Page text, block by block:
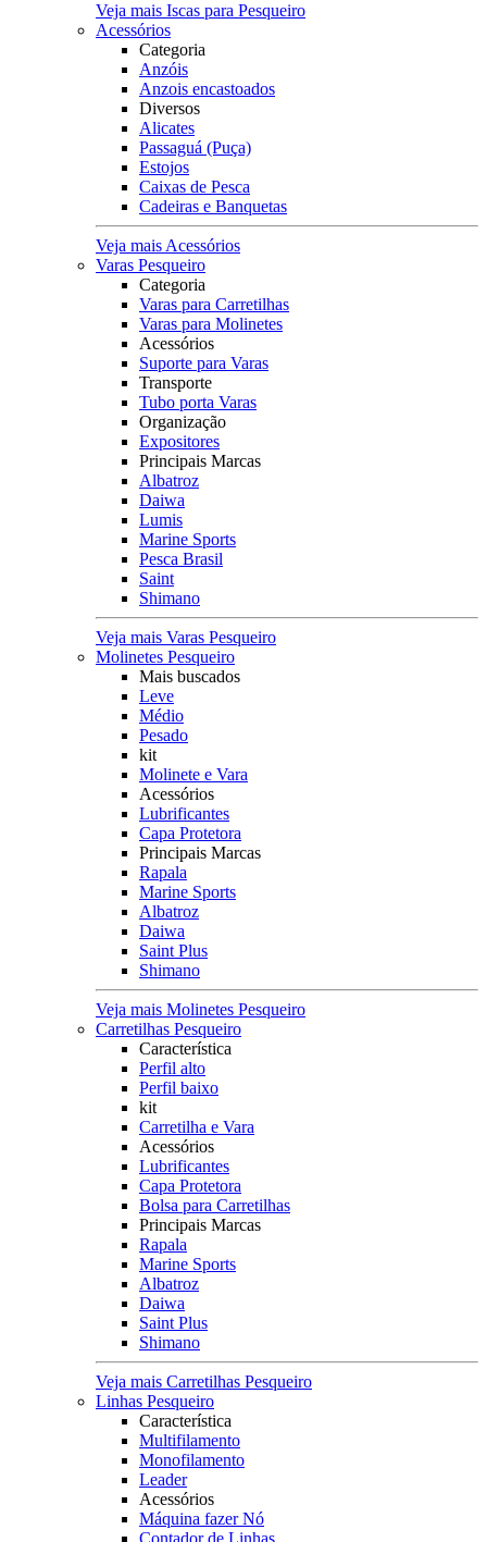
Veja mais Iscas para Pesqueiro
Acessórios
Categoria
Anzóis
Anzois encastoados
Diversos
Alicates
Passaguá (Puça)
Estojos
Caixas de Pesca
Cadeiras e Banquetas
Veja mais Acessórios
Varas Pesqueiro
Categoria
Varas para Carretilhas
Varas para Molinetes
Acessórios
Suporte para Varas
Transporte
Tubo porta Varas
Organização
Expositores
Principais Marcas
Albatroz
Daiwa
Lumis
Marine Sports
Pesca Brasil
Saint
Shimano
Veja mais Varas Pesqueiro
Molinetes Pesqueiro
Mais buscados
Leve
Médio
Pesado
kit
Molinete e Vara
Acessórios
Lubrificantes
Capa Protetora
Principais Marcas
Rapala
Marine Sports
Albatroz
Daiwa
Saint Plus
Shimano
Veja mais Molinetes Pesqueiro
Carretilhas Pesqueiro
Característica
Perfil alto
Perfil baixo
kit
Carretilha e Vara
Acessórios
Lubrificantes
Capa Protetora
Bolsa para Carretilhas
Principais Marcas
Rapala
Marine Sports
Albatroz
Daiwa
Saint Plus
Shimano
Veja mais Carretilhas Pesqueiro
Linhas Pesqueiro
Característica
Multifilamento
Monofilamento
Leader
Acessórios
Máquina fazer Nó
Contador de Linhas